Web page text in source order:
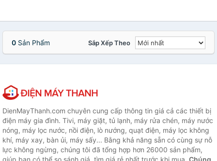
0 Sản Phẩm Sắp Xếp Theo
DienMayThanh.com chuyên cung cấp thông tin giá cả các thiết bị
điện máy gia đình. Tivi, máy giặt, tủ lạnh, máy rửa chén, máy nước
nóng, máy lọc nước, nồi điện, lò nướng, quạt điện, máy lọc không
khí, máy xay, bàn ủi, máy sấy... Bằng khả năng sẵn có cùng sự nỗ
lực không ngừng, chúng tôi đã tổng hợp hơn 26000 sản phẩm,
giúp bạn có thể so sánh giá, tìm giá rẻ nhất trước khi mua. Chúng